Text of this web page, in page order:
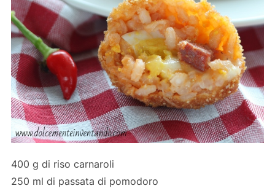
400 g di riso carnaroli
250 ml di passata di pomodoro